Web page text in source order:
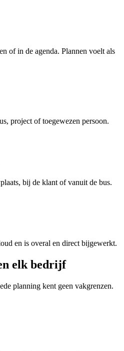
of in de agenda. Plannen voelt als
project of toegewezen persoon.
bij de klant of vanuit de bus.
en is overal en direct bijgewerkt.
elk bedrijf
planning kent geen vakgrenzen.